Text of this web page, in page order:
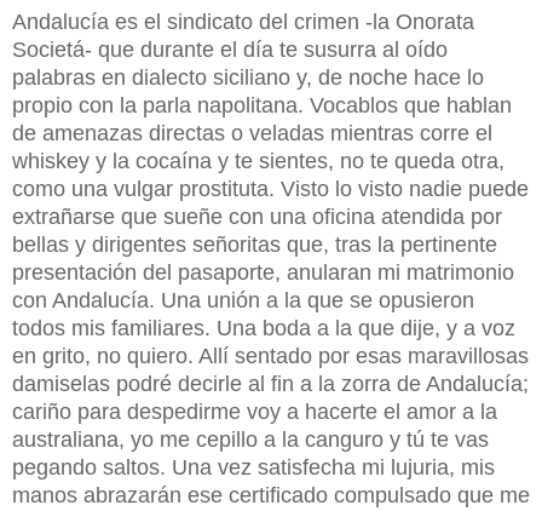
Andalucía es el sindicato del crimen -la Onorata
Societá- que durante el día te susurra al oído
palabras en dialecto siciliano y, de noche hace lo
propio con la parla napolitana. Vocablos que hablan
de amenazas directas o veladas mientras corre el
whiskey y la cocaína y te sientes, no te queda otra,
como una vulgar prostituta. Visto lo visto nadie puede
extrañarse que sueñe con una oficina atendida por
bellas y dirigentes señoritas que, tras la pertinente
presentación del pasaporte, anularan mi matrimonio
con Andalucía. Una unión a la que se opusieron
todos mis familiares. Una boda a la que dije, y a voz
en grito, no quiero. Allí sentado por esas maravillosas
damiselas podré decirle al fin a la zorra de Andalucía;
cariño para despedirme voy a hacerte el amor a la
australiana, yo me cepillo a la canguro y tú te vas
pegando saltos. Una vez satisfecha mi lujuria, mis
manos abrazarán ese certificado compulsado que me